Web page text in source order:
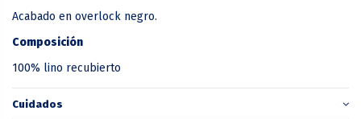
Acabado en overlock negro.
Composición
100% lino recubierto
Cuidados